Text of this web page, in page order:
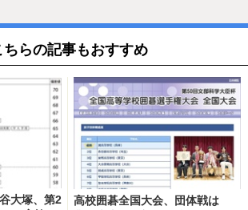
ちらの記事もおすすめ
大塚、第2
高校囲碁全国大会、団体戦は